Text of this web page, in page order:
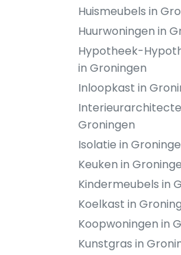
Huismeubels in
Huurwoningen in
Hypotheek-
in Groningen
Inloopkast in
Groningen
Isolatie in
Keuken in
Kindermeubels in
Koelkast in
Koopwoningen in
Kunstgras in